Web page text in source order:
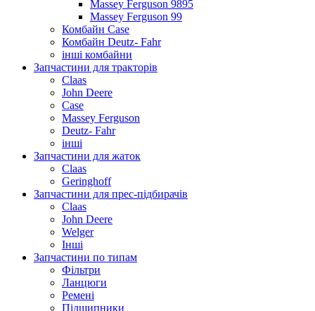
Massey Ferguson 9895
Massey Ferguson 99
Комбайн Case
Комбайн Deutz- Fahr
інші комбайни
Запчастини для тракторів
Claas
John Deere
Case
Massey Ferguson
Deutz- Fahr
інші
Запчастини для жаток
Claas
Geringhoff
Запчастини для прес-підбирачів
Claas
John Deere
Welger
Інші
Запчастини по типам
Фільтри
Ланцюги
Ремені
Підшипники